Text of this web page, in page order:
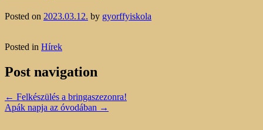
Posted on 2023.03.12. by gyorffyiskola
Posted in Hírek
Post navigation
← Felkészülés a bringaszezonra!
Apák napja az óvodában →